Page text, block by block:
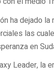
ha dejado
las
en
Leader, la